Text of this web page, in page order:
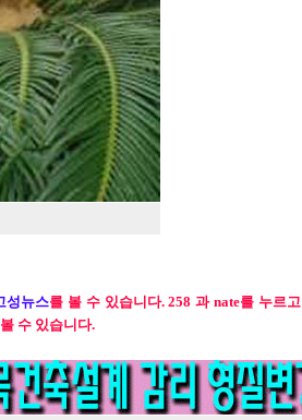
성뉴스를 볼 수 있습니다. 258 과 nate를 누르고
수 있습니다.